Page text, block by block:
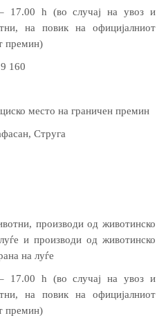
17.00 h (во случај на увоз и
на повик на официјалниот
премин)
160
место на граничен премин
Струга
производи од животинско
и производи од животинско
на луѓе
17.00 h (во случај на увоз и
на повик на официјалниот
премин)